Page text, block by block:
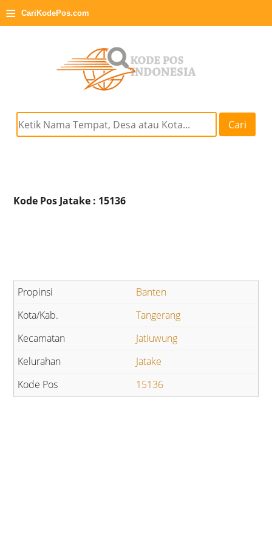
≡ CariKodePos.com
Cari
Kode Pos Jatake : 15136
Banten
Tangerang
Jatiuwung
Jatake
15136